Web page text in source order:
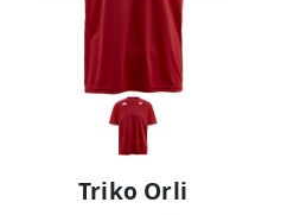
Triko Orli